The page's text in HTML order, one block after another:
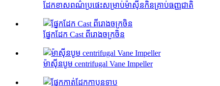
ដែកខាសពណ៌ប្រផេះសម្រាប់ម៉ាស៊ីនកិនគ្រាប់ធញ្ញជាតិ
ផ្នែកដែក Cast ពីរោងចក្រចិន
ម៉ាស៊ីនបូម centrifugal Vane Impeller